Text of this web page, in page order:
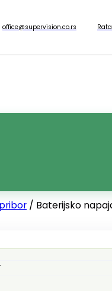
office@supervision.co.rs
/ Baterijsko